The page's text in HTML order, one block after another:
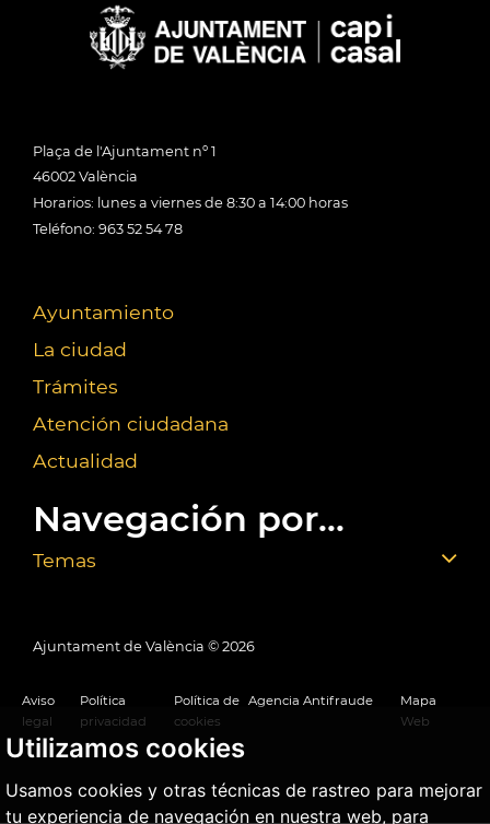
Utilizamos cookies
Usamos cookies y otras técnicas de rastreo para mejorar
tu experiencia de navegación en nuestra web, para
Plaça de l'Ajuntament nº 1
46002 València
Horarios: lunes a viernes de 8:30 a 14:00 horas
Teléfono: 963 52 54 78
Ayuntamiento
La ciudad
Trámites
Atención ciudadana
Actualidad
Navegación por...
Temas
Ajuntament de València © 2026
Aviso
legal
Política
privacidad
Política de
cookies
Agencia Antifraude
Mapa
Web